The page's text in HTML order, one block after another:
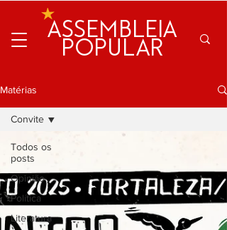
ASSEMBLEIA
POPULAR
Matérias
Todos os
posts
Opinião
Política
Literatura
Convite